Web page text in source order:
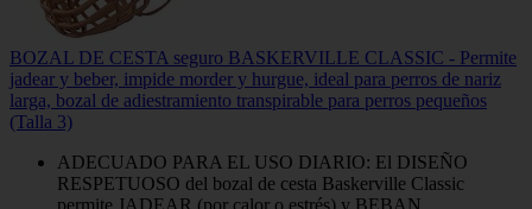
BOZAL DE CESTA seguro BASKERVILLE CLASSIC - Permite
jadear y beber, impide morder y hurgue, ideal para perros de nariz
larga, bozal de adiestramiento transpirable para perros pequeños
(Talla 3)
ADECUADO PARA EL USO DIARIO: El DISEÑO
RESPETUOSO del bozal de cesta Baskerville Classic